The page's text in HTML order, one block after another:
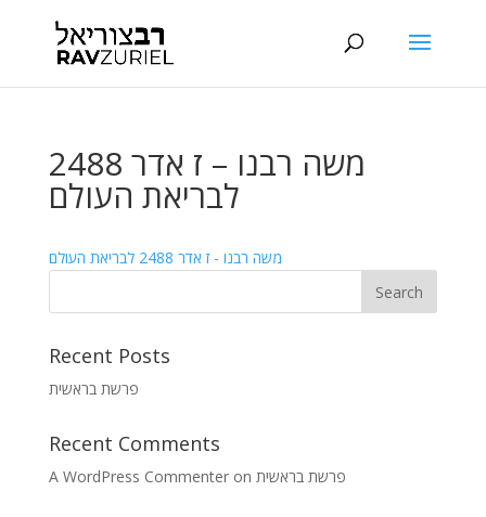
משה רבנו – ז אדר 2488
לבריאת העולם
משה רבנו - ז אדר 2488 לבריאת העולם
Recent Posts
פרשת בראשית
Recent Comments
A WordPress Commenteron פרשת בראשית